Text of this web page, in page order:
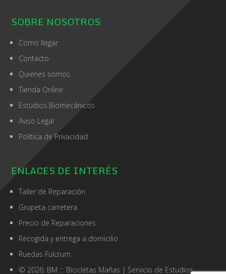
SOBRE NOSOTROS
Como llegar
Contacto
Quienes somos
Tienda Online
Estudios Biomecánicos
Aviso Legal
Política de Privacidad
ENLACES DE INTERÉS
Taller de Reparación
Grupeta carretera
Precio de Reparaciones
Recogida y entrega a domicilio
Ruedas Fulcrum
© 2026: BM ::: Bicicletas Mañas | Servicio de Estudios